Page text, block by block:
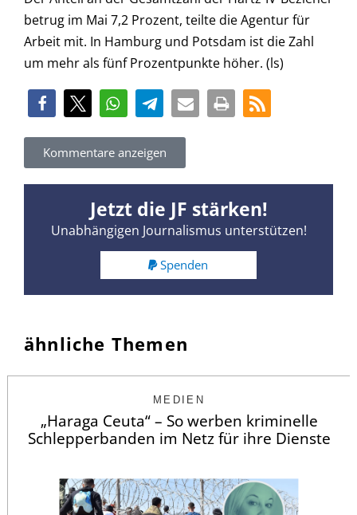
betrug im Mai 7,2 Prozent, teilte die Agentur für
Arbeit mit. In Hamburg und Potsdam ist die Zahl
um mehr als fünf Prozentpunkte höher. (ls)
Kommentare anzeigen
Jetzt die JF stärken!
Unabhängigen Journalismus unterstützen!
Spenden
ähnliche Themen
MEDIEN
„Haraga Ceuta“ – So werben kriminelle
Schlepperbanden im Netz für ihre Dienste